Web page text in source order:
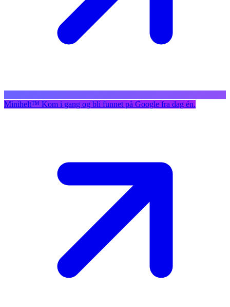
Minihelt™ Kom i gang og bli funnet på Google fra dag én.